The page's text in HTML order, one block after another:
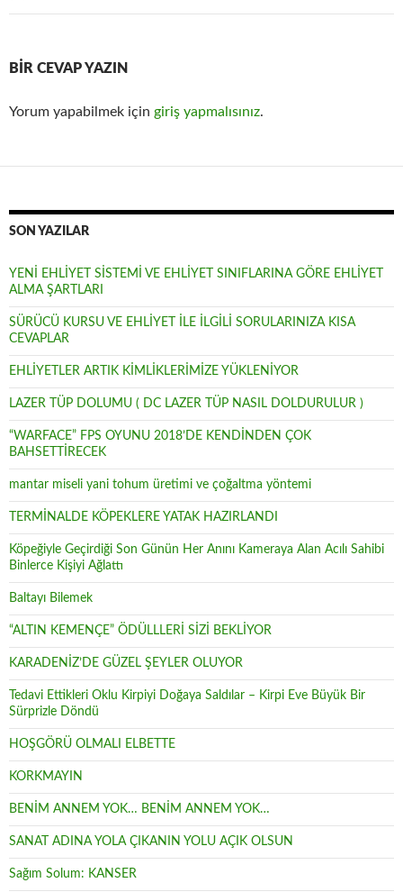
BIR CEVAP YAZIN
Yorum yapabilmek için giriş yapmalısınız.
SON YAZILAR
YENİ EHLİYET SİSTEMİ VE EHLİYET SINIFLARINA GÖRE EHLİYET
ALMA ŞARTLARI
SÜRÜCÜ KURSU VE EHLİYET İLE İLGİLİ SORULARINIZA KISA
CEVAPLAR
EHLİYETLER ARTIK KİMLİKLERİMİZE YÜKLENİYOR
LAZER TÜP DOLUMU ( DC LAZER TÜP NASIL DOLDURULUR )
“WARFACE” FPS OYUNU 2018’DE KENDİNDEN ÇOK
BAHSETTİRECEK
mantar miseli yani tohum üretimi ve çoğaltma yöntemi
TERMİNALDE KÖPEKLERE YATAK HAZIRLANDI
Köpeğiyle Geçirdiği Son Günün Her Anını Kameraya Alan Acılı Sahibi
Binlerce Kişiyi Ağlattı
Baltayı Bilemek
“ALTIN KEMENÇE” ÖDÜLLLERİ SİZİ BEKLİYOR
KARADENİZ’DE GÜZEL ŞEYLER OLUYOR
Tedavi Ettikleri Oklu Kirpiyi Doğaya Saldılar – Kirpi Eve Büyük Bir
Sürprizle Döndü
HOŞGÖRÜ OLMALI ELBETTE
KORKMAYIN
BENİM ANNEM YOK… BENİM ANNEM YOK…
SANAT ADINA YOLA ÇIKANIN YOLU AÇIK OLSUN
Sağım Solum: KANSER